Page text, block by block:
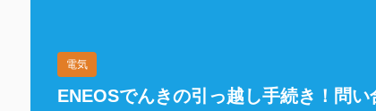
電気
ENEOSでんきの引っ越し手続き！問い